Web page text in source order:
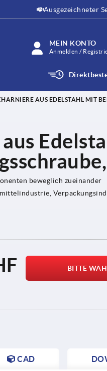
Ausgezeichneter
MEIN KONTO
Anmelden /
AUS EDELSTAHL MIT
beweglich zueinander
BITTE
CAD